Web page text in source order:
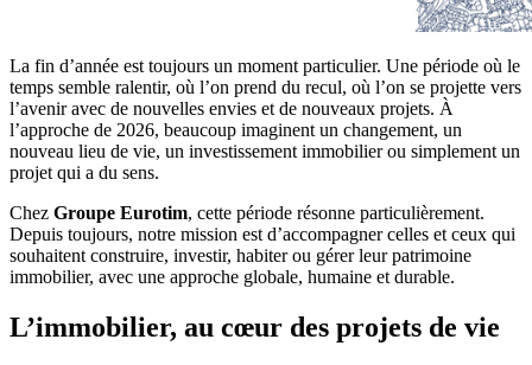
La fin d’année est toujours un moment particulier. Une période où le
temps semble ralentir, où l’on prend du recul, où l’on se projette vers
l’avenir avec de nouvelles envies et de nouveaux projets. À
l’approche de 2026, beaucoup imaginent un changement, un
nouveau lieu de vie, un investissement immobilier ou simplement un
projet qui a du sens.
Chez Groupe Eurotim, cette période résonne particulièrement.
Depuis toujours, notre mission est d’accompagner celles et ceux qui
souhaitent construire, investir, habiter ou gérer leur patrimoine
immobilier, avec une approche globale, humaine et durable.
L’immobilier, au cœur des projets de vie